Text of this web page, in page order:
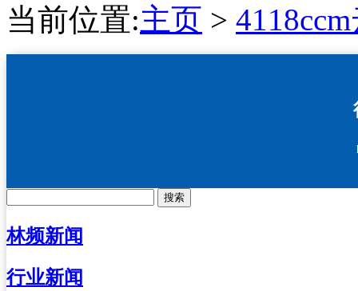
当前位置:主页 >
搜索
林频新闻
行业新闻